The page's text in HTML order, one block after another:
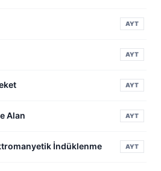
AYT
AYT
AYT
Alan AYT
İndüklenme AYT